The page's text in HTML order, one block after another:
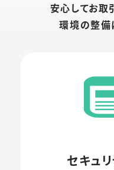
安心してお取
環境の整備
セキュ